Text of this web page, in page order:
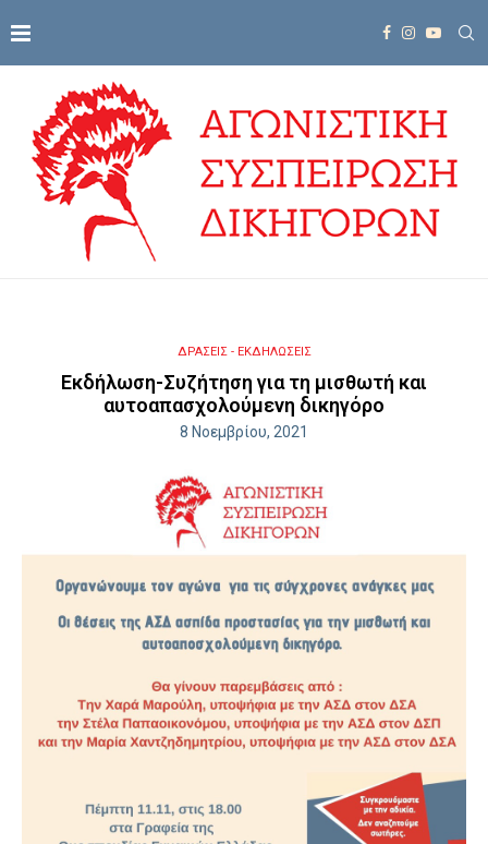
ΔΡΑΣΕΙΣ - ΕΚΔΗΛΩΣΕΙΣ
Εκδήλωση-Συζήτηση για τη μισθωτή και
αυτοαπασχολούμενη δικηγόρο
8 Νοεμβρίου, 2021